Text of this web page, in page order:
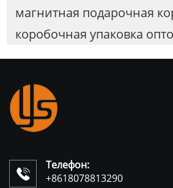
магнитная подарочная
коробочная упаковка

Телефон:
+8618078813290